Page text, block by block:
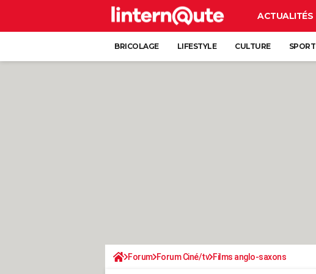
ACTUALITÉS
BRICOLAGE LIFESTYLE CULTURE SPORT
Forum Forum Ciné/tv Films anglo-saxons